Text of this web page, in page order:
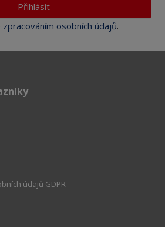
Přihlásit
zpracováním osobních údajů.
údajů GDPR